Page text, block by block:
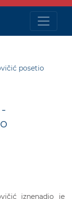
posetio
iznenadio je